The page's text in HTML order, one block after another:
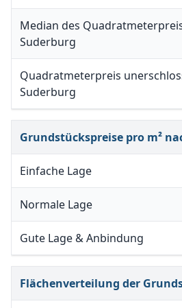
Median des
Suderburg
Quadratmeterpreis
Suderburg
Grundstückspreise pro m²
Einfache Lage
Normale Lage
Gute Lage & Anbindung
Flächenverteilung der